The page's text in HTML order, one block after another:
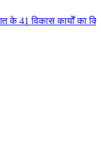
लोकार्पण एवं